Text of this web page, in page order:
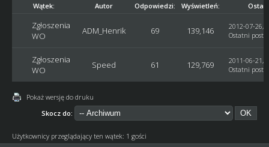
Wątek: Autor Odpowiedzi: Wyświetleń:
Zgłoszenia
WO
ADM_Henrik 69 139,146
2012-07-26,
Ostatni post:
Zgłoszenia
WO
Speed 61 129,769
2011-06-21,
Ostatni post:
Pokaż wersję do druku
Skocz do:
Użytkownicy przeglądający ten wątek: 1 gości